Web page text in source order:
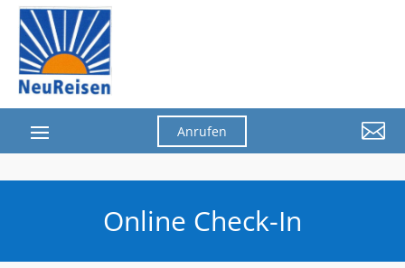
Anrufen 
Online Check-In